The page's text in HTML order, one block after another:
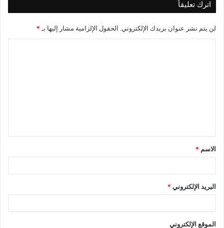
اترك تعليقاً
لن يتم نشر عنوان بريدك الإلكتروني. الحقول الإلزامية مشار إليها بـ *
الاسم *
البريد الإلكتروني *
الموقع الإلكتروني